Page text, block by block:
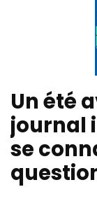
Un été
journal
se